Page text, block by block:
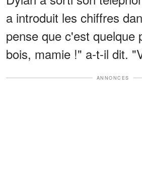
a introduit les chiffres
pense que c'est quelque
bois, mamie !" a-t-il dit.
ANNONCES